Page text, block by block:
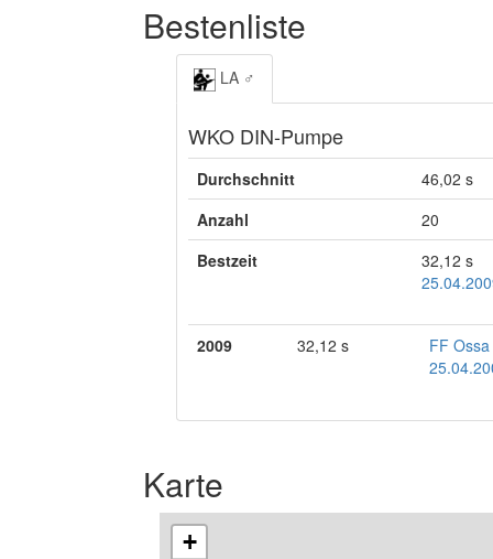
Bestenliste
LA ♂
WKO DIN-Pumpe
Durchschnitt
46,02 s
Anzahl
20
Bestzeit
32,12 s
2009 32,12 s
FF Ossa
Karte
+